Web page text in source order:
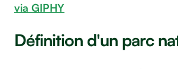
via GIPHY
Définition d'un parc